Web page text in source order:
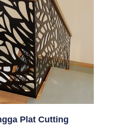
Plat Cutting